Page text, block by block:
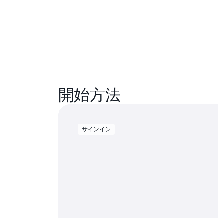
開始方法
サインイン